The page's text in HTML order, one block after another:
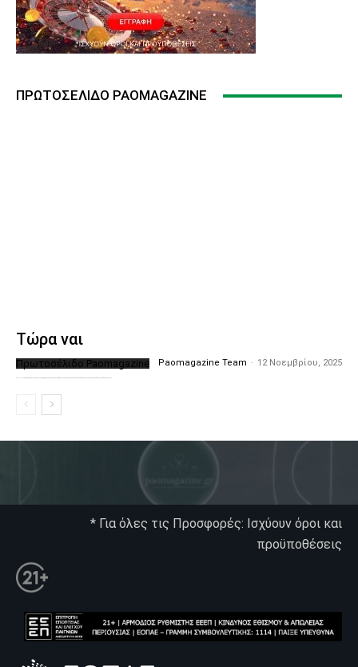
ΠΡΩΤΟΣΈΛΙΔΟ PAOMAGAZINE
Τώρα ναι
Πρωτοσέλιδο Paomagazine Paomagazine Team - 12 Νοεμβρίου, 2025
* Για όλες τις Προσφορές: Ισχύουν όροι και
προϋποθέσεις